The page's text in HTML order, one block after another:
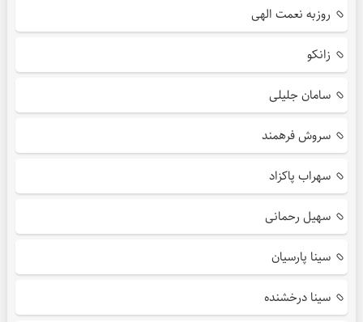
روزبه نعمت الهی
زانکو
سامان جلیلی
سروش فرهمند
سهراب پاکزاد
سهیل رحمانی
سینا پارسیان
سینا درخشنده